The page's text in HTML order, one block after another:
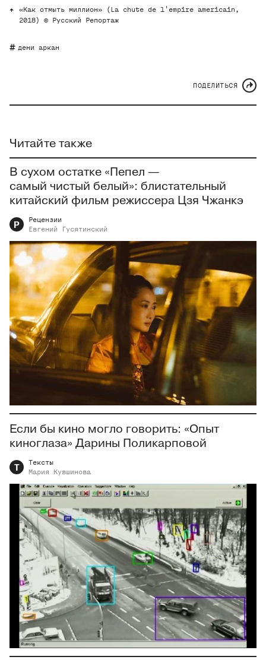
«Как отмыть миллион» (La chute de l'empire americain,
2018) © Русский Репортаж
дени аркан
ПОДЕЛИТЬСЯ
Читайте также
В сухом остатке «Пепел —
самый чистый белый»: блистательный
китайский фильм режиссера Цзя Чжанкэ
Р
Рецензии
Евгений
Гусятинский
Если бы кино могло говорить: «Опыт
киноглаза» Дарины Поликарповой
Т
Тексты
Мария
Кувшинова